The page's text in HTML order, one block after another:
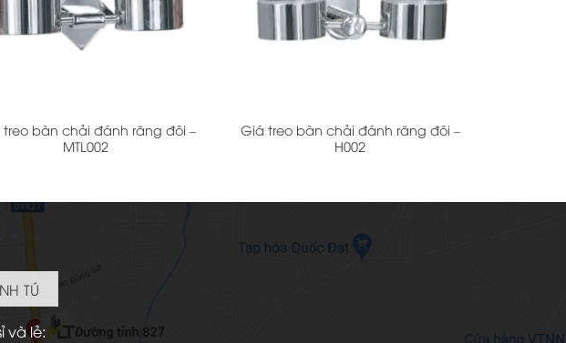
treo bàn chải đánh răng đôi –
MTL002
Giá treo bàn chải đánh răng đôi –
H002
TÚ
và lẻ: